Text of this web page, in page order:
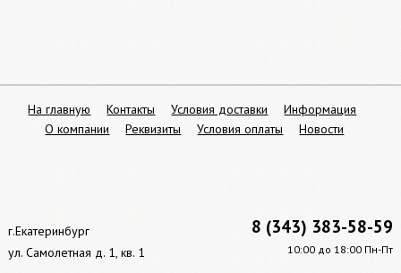
8 (343) 383-58-59
10:00 до 18:00 Пн-Пт
г.Екатеринбург
ул. Самолетная д. 1, кв. 1
На главную Контакты Условия доставки
Информация
О компании
Реквизиты Условия оплаты Новости